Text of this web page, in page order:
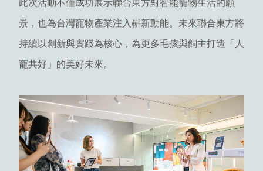
此次活動不僅成功展示聯合東方對智能寵物生活的願
景，也為台灣寵物產業注入嶄新動能。未來聯合東方將
持續以創新與實踐為核心，為更多毛孩與飼主打造「人
寵共好」的美好未來。